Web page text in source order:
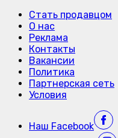
Стать продавцом
О нас
Реклама
Контакты
Вакансии
Политика
Партнерская сеть
Условия
Наш Facebook